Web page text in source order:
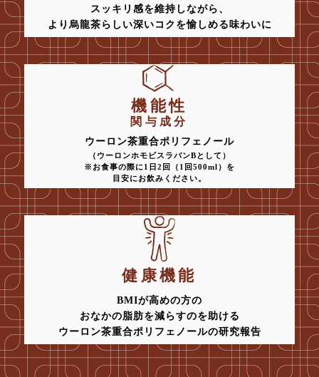
スッキリ感を維持しながら、
より烏龍茶らしい深いコクを愉しめる味わいに
機能性
関与成分
ウーロン茶重合ポリフェノール
（ウーロンホモビスラバンBとして）
※お食事の際に1日2回（1回500ml）を
目安にお飲みください。
健康機能
BMIが高めの方の
おなかの脂肪を減らすのを助ける
ウーロン茶重合ポリフェノールの研究報告